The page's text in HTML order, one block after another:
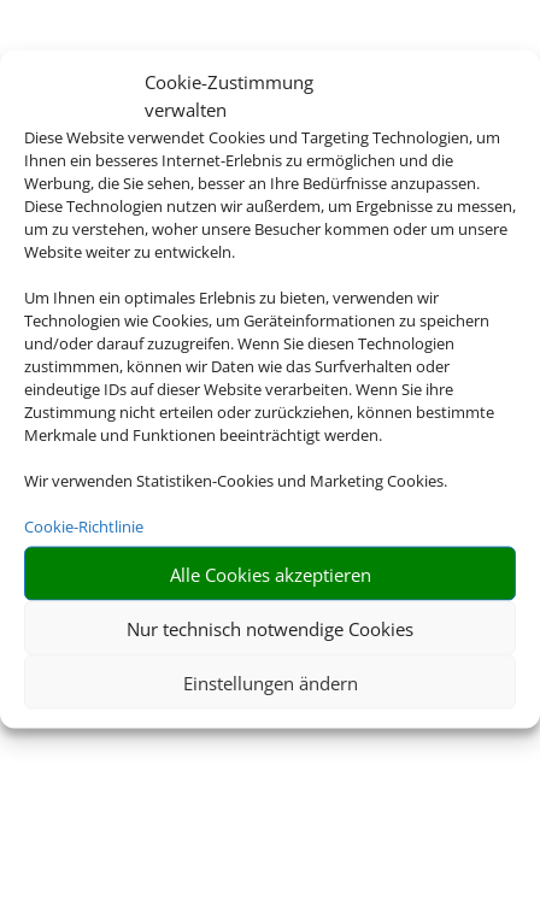
Cookie-Zustimmung
verwalten
Diese Website verwendet Cookies und Targeting Technologien, um
Ihnen ein besseres Internet-Erlebnis zu ermöglichen und die
Werbung, die Sie sehen, besser an Ihre Bedürfnisse anzupassen.
Diese Technologien nutzen wir außerdem, um Ergebnisse zu messen,
um zu verstehen, woher unsere Besucher kommen oder um unsere
Website weiter zu entwickeln.
Um Ihnen ein optimales Erlebnis zu bieten, verwenden wir
Technologien wie Cookies, um Geräteinformationen zu speichern
und/oder darauf zuzugreifen. Wenn Sie diesen Technologien
zustimmmen, können wir Daten wie das Surfverhalten oder
eindeutige IDs auf dieser Website verarbeiten. Wenn Sie ihre
Zustimmung nicht erteilen oder zurückziehen, können bestimmte
Merkmale und Funktionen beeinträchtigt werden.
Wir verwenden Statistiken-Cookies und Marketing Cookies.
Cookie-Richtlinie
Alle Cookies akzeptieren
Nur technisch notwendige Cookies
Einstellungen ändern